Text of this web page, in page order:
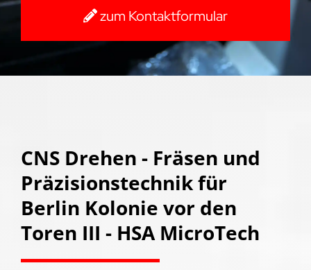
zum Kontaktformular
CNS Drehen - Fräsen und
Präzisionstechnik für
Berlin Kolonie vor den
Toren III - HSA MicroTech